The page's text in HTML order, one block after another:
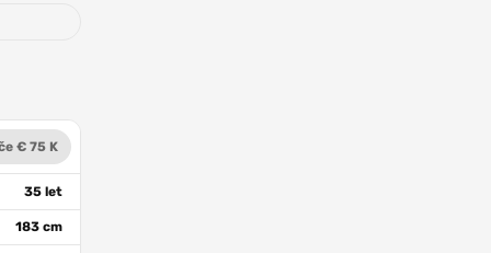
€ 75 K
35 let
183 cm